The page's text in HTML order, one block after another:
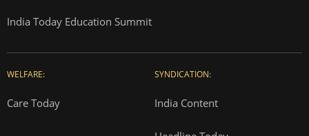
India Today Education Summit
WELFARE:
Care Today
SYNDICATION:
India Content